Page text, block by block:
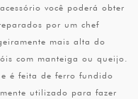
você poderá obter
por um chef
mais alta do
com manteiga ou queijo.
é feita de ferro fundido
utilizado para fazer